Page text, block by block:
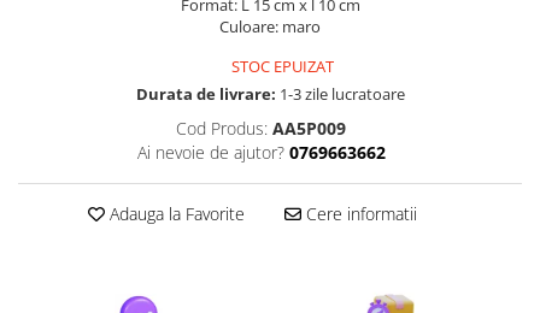
Format: L 15 cm x l 10 cm
Culoare: maro
STOC EPUIZAT
Durata de livrare: 1-3 zile lucratoare
Cod Produs: AA5P009
Ai nevoie de ajutor? 0769663662
Adauga la Favorite Cere informatii